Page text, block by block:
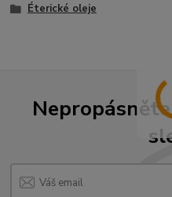
Éterické oleje